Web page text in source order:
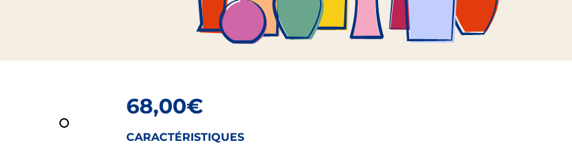
68,00€
CARACTÉRISTIQUES